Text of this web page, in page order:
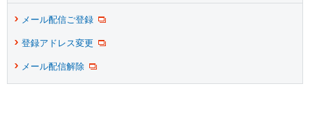
メール配信ご登録
登録アドレス変更
メール配信解除